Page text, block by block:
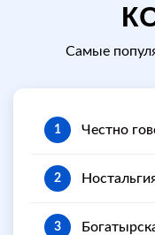
Самые
1 Честно
2
3